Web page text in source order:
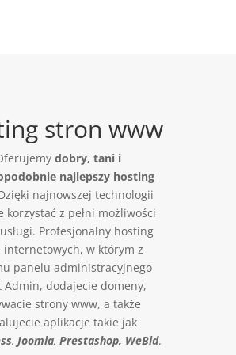
stron www
dobry, tani i
najlepszy hosting
najnowszej technologii
korzystać z pełni możliwości
Profesjonalny hosting
internetowych, w którym z
panelu administracyjnego
Admin, dodajecie domeny,
strony www, a także
aplikacje takie jak
,Joomla,Prestashop, WeBid.